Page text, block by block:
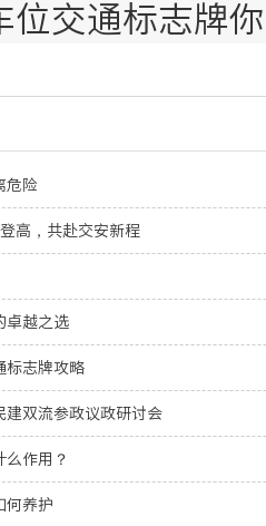
位交通标志牌
危险
高，共赴交安新程
卓越之选
标志牌攻略
建双流参政议政研讨会
么作用？
何养护